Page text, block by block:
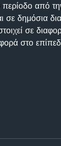
περίοδο από
σε δημόσια
σε
στο